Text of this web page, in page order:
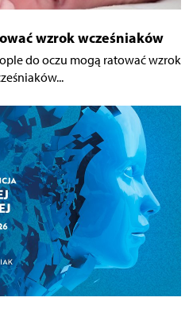
wzrok wcześniaków
do oczu mogą ratować wzrok